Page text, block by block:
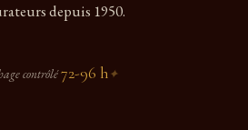
depuis 1950.
contrôlé72-96 h✦